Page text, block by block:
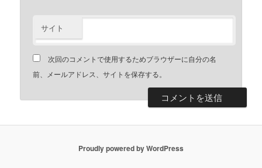
サイト
次回のコメントで使用するためブラウザーに自分の名
前、メールアドレス、サイトを保存する。
Proudly powered by WordPress